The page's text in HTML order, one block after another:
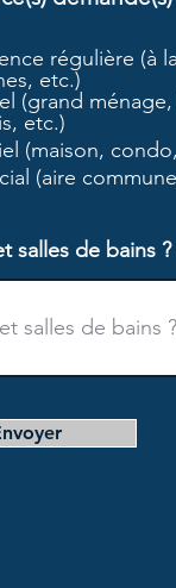
régulière (à
etc.)
(grand
etc.)
(maison,
(aire
salles de bains ?